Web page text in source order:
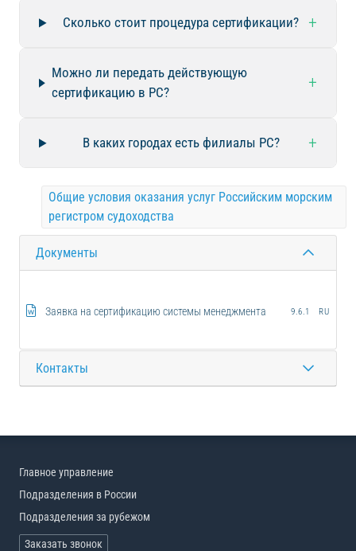
Сколько стоит процедура сертификации? +
Можно ли передать действующую
сертификацию в РС?
+
В каких городах есть филиалы РС? +
Общие условия оказания услуг Российским морским
регистром судоходства
Документы
Заявка на сертификацию системы менеджмента 9.6.1 RU
Контакты
Главное управление
Подразделения в России
Подразделения за рубежом
Заказать звонок